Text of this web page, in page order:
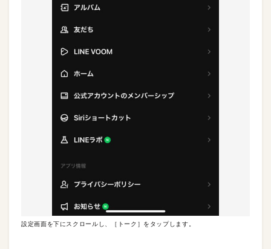
設定画面を下にスクロールし、［トーク］をタップします。